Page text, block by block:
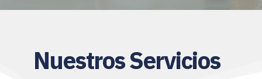
Nuestros Servicios